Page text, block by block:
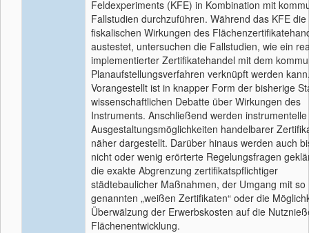
Feldexperiments (KFE) in Kombination mit
Fallstudien durchzuführen. Während das KFE die
fiskalischen Wirkungen des
austestet, untersuchen die Fallstudien, wie ein
implementierter Zertifikatehandel mit dem
Planaufstellungsverfahren verknüpft werden
Vorangestellt ist in knapper Form der bisherige
wissenschaftlichen Debatte über Wirkungen des
Instruments. Anschließend werden instrumentelle
Ausgestaltungsmöglichkeiten handelbarer
näher dargestellt. Darüber hinaus werden auch
nicht oder wenig erörterte Regelungsfragen
die exakte Abgrenzung zertifikatspflichtiger
städtebaulicher Maßnahmen, der Umgang mit so
genannten „weißen Zertifikaten“ oder die
Überwälzung der Erwerbskosten auf die
Flächenentwicklung.